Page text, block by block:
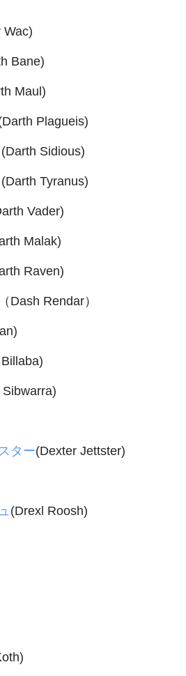
Wac)
Bane)
Maul)
Plagueis)
(Darth Sidious)
(Darth Tyranus)
Vader)
Malak)
Raven)
（Dash Rendar）
Sibwarra)
ター(Dexter Jettster)
(Drexl Roosh)